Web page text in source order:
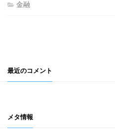
金融
最近のコメント
メタ情報